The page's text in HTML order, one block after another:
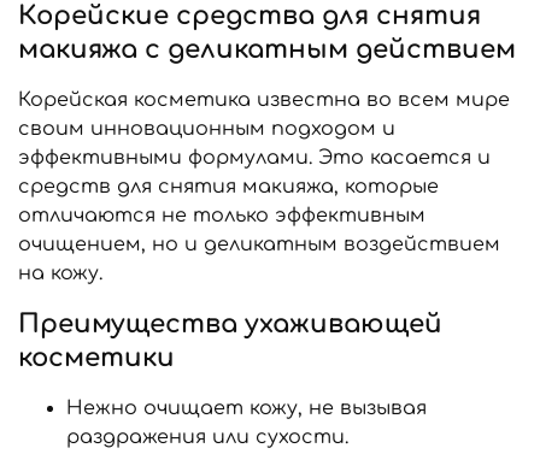
Корейские средства для снятия
макияжа с деликатным действием
Корейская косметика известна во всем мире
своим инновационным подходом и
эффективными формулами. Это касается и
средств для снятия макияжа, которые
отличаются не только эффективным
очищением, но и деликатным воздействием
на кожу.
Преимущества ухаживающей
косметики
Нежно очищает кожу, не вызывая
раздражения или сухости.